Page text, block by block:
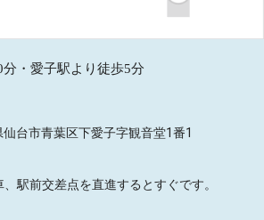
・愛子駅より徒歩5分
台市青葉区下愛子字観音堂1番1
駅前交差点を直進するとすぐです。